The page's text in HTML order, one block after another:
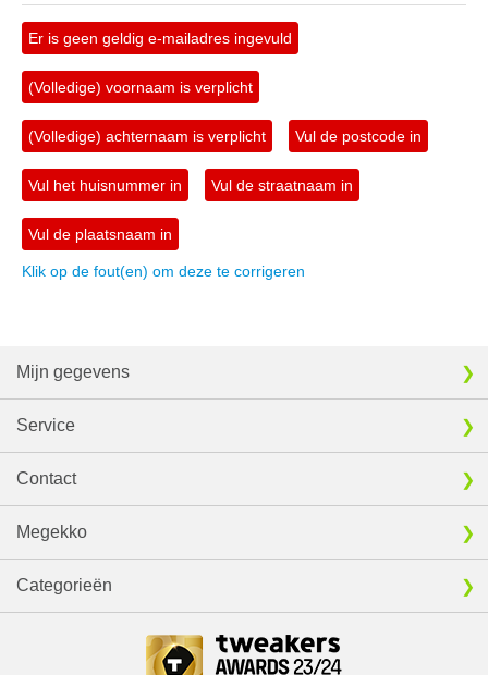
Er is geen geldig e-mailadres ingevuld
(Volledige) voornaam is verplicht
(Volledige) achternaam is verplicht Vul de postcode in
Vul het huisnummer in Vul de straatnaam in
Vul de plaatsnaam in
Klik op de fout(en) om deze te corrigeren
Mijn gegevens
Service
Contact
Megekko
Categorieën